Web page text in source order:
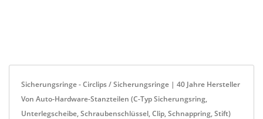
Sicherungsringe - Circlips / Sicherungsringe | 40 Jahre Hersteller
Von Auto-Hardware-Stanzteilen (C-Typ Sicherungsring,
Unterlegscheibe, Schraubenschlüssel, Clip, Schnappring, Stift)